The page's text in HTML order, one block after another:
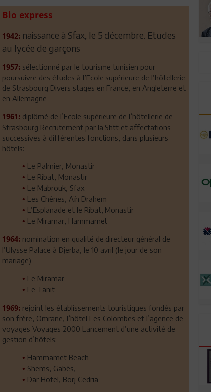
Bio express
1942: naissance à Sfax, le 5 décembre. Etudes
au lycée de garçons
1957: sélectionné par le tourisme tunisien pour
poursuivre des études à l’Ecole supérieure de l’hôtellerie
de Strasbourg Divers stages en France, en Angleterre et
en Allemagne
1961: diplômé de l’Ecole supérieure de l’hôtellerie de
Strasbourg Recrutement par la Shtt et affectations
successives à différentes fonctions, dans plusieurs
hôtels:
• Le Palmier, Monastir
• Le Ribat, Monastir
• Le Mabrouk, Sfax
• Les Chênes, Aïn Drahem
• L’Esplanade et le Ribat, Monastir
• Le Miramar, Hammamet
1964: nomination en qualité de directeur général de
l’Ulysse Palace à Djerba, le 10 avril (le jour de son
mariage)
• Le Miramar
• Le Tanit
1969: rejoint les établissements touristiques fondés par
son frère, Omrane, l’hôtel Les Colombes et l’agence de
voyages Voyages 2000 Lancement d’une activité de
gestion d’hôtels:
• Hammamet Beach
• Shems, Gabès,
• Dar Hotel, Borj Cedria